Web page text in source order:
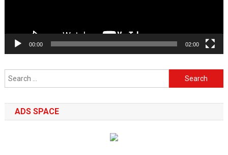
00:00 02:00
Search
for:
ADS SPACE